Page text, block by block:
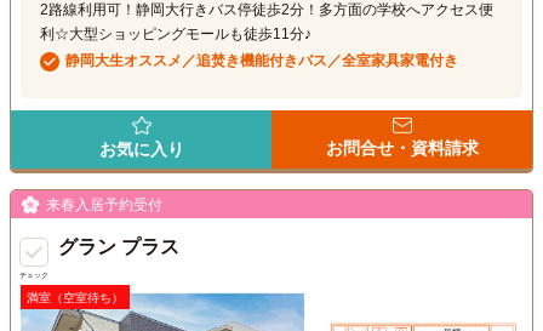
2路線利用可！静岡大行きバス停徒歩2分！多方面の学校へアクセス便
利☆大型ショッピングモールも徒歩11分♪
静岡大生オススメ／追焚き機能付きバス／全室家具家電付き
お気に入り お問合せ・資料請求
チェック
来春入居予約受付
グラン プラス
満室（空室待ち）